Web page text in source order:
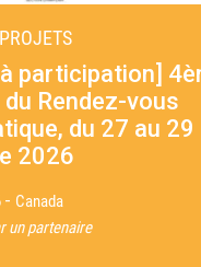
participation]
Rendez-vous
du 27 au 29
2026
- Canada
un partenaire